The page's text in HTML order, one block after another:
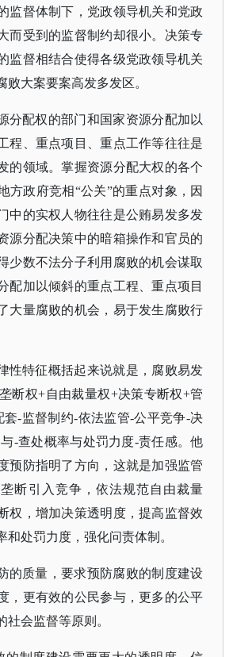
监督体制下，党政领导机关和党政
而受到的监督制约却很小。决策专
监督相结合使得各级党政领导机关
败大案要案高发多发区。
分配权的部门和国家资源分配加以
程、重点项目、重点工作等往往是
的领域。掌握资源分配大权的各个
方政府竞相“公关”的重点对象，因
中的实权人物往往是公贿易发多发
源分配决策中的暗箱操作和官员的
少数不法分子利用腐败的机会谋取
配加以倾斜的重点工程、重点项目
大量腐败的机会，易于发生腐败行
性特征概括起来说就是，腐败易发
断权+自由裁量权+决策专断权+管
套-监督制约-依法监管-公平竞争-决
-查处概率与处罚力度-责任感。他
预防指明了方向，这就是加强监管
断引入竞争，依法规范自由裁量
权，增加决策透明度，提高监督效
和处罚力度，强化问责体制。
的质量，要求预防腐败的制度建设
，更有效的公民参与，更多的公平
社会监督等原则。